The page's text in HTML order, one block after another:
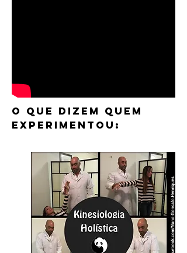
O QUE DIZEM QUEM
EXPERIMENTOU: